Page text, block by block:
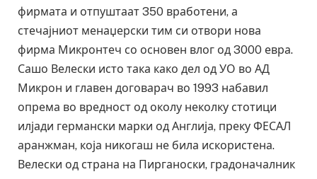
фирмата и отпуштаат 350 вработени, а
стечајниот менаџерски тим си отвори нова
фирма Микронтеч со основен влог од 3000 евра.
Сашо Велески исто така како дел од УО во АД
Микрон и главен договарач во 1993 набавил
опрема во вредност од околу неколку стотици
илјади германски марки од Англија, преку ФЕСАЛ
аранжман, која никогаш не била искористена.
Велески од страна на Пирганоски, градоначалник